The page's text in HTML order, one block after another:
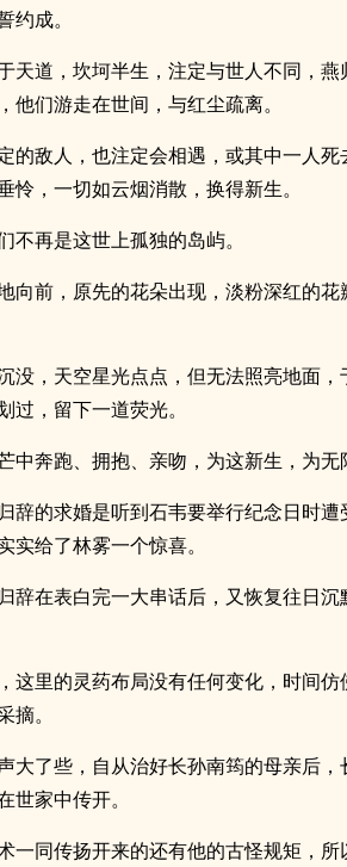
约成。
天道，坎坷半生，注定与世人不同，
他们游走在世间，与红尘疏离。
的敌人，也注定会相遇，或其中一人
怜，一切如云烟消散，换得新生。
不再是这世上孤独的岛屿。
向前，原先的花朵出现，淡粉深红的
没，天空星光点点，但无法照亮地面
过，留下一道荧光。
中奔跑、拥抱、亲吻，为这新生，为无
辞的求婚是听到石韦要举行纪念日时
实给了林雾一个惊喜。
辞在表白完一大串话后，又恢复往日
这里的灵药布局没有任何变化，时间
摘。
大了些，自从治好长孙南筠的母亲后
世家中传开。
一同传扬开来的还有他的古怪规矩，